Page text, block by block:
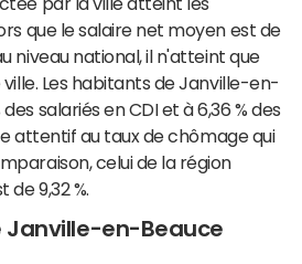
que le salaire net moyen est de
niveau national, il n'atteint que
ville. Les habitants de Janville-en-
salariés en CDI et à 6,36 % des
attentif au taux de chômage qui
celui de la région
9,32 %.
Janville-en-Beauce